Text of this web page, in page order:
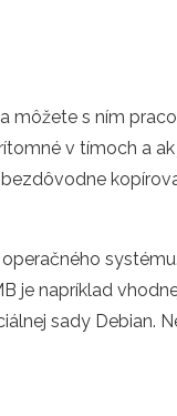
môžete s ním
v tímoch a
je napríklad
sady Debian.